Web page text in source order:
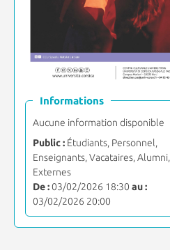
Informations
Aucune information disponible
Public :Étudiants, Personnel,
Enseignants, Vacataires, Alumni,
Externes
De :03/02/2026 18:30 au :
03/02/2026 20:00